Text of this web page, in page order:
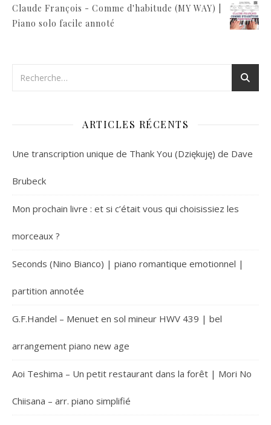
Claude François - Comme d'habitude (MY WAY) |
Piano solo facile annoté
ARTICLES RÉCENTS
Une transcription unique de Thank You (Dziękuję) de Dave
Brubeck
Mon prochain livre : et si c’était vous qui choisissiez les
morceaux ?
Seconds (Nino Bianco) | piano romantique emotionnel |
partition annotée
G.F.Handel – Menuet en sol mineur HWV 439 | bel
arrangement piano new age
Aoi Teshima – Un petit restaurant dans la forêt | Mori No
Chiisana – arr. piano simplifié